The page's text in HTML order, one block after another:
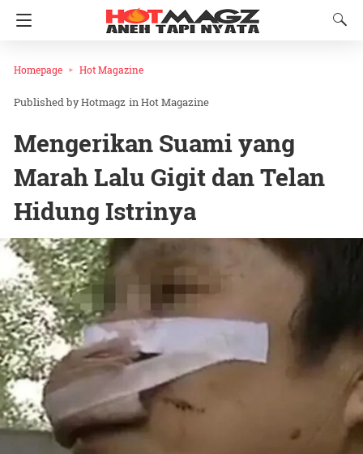
Homepage Hot Magazine
Hotmagz inHot Magazine
Mengerikan Suami yang
Marah Lalu Gigit dan Telan
Hidung Istrinya